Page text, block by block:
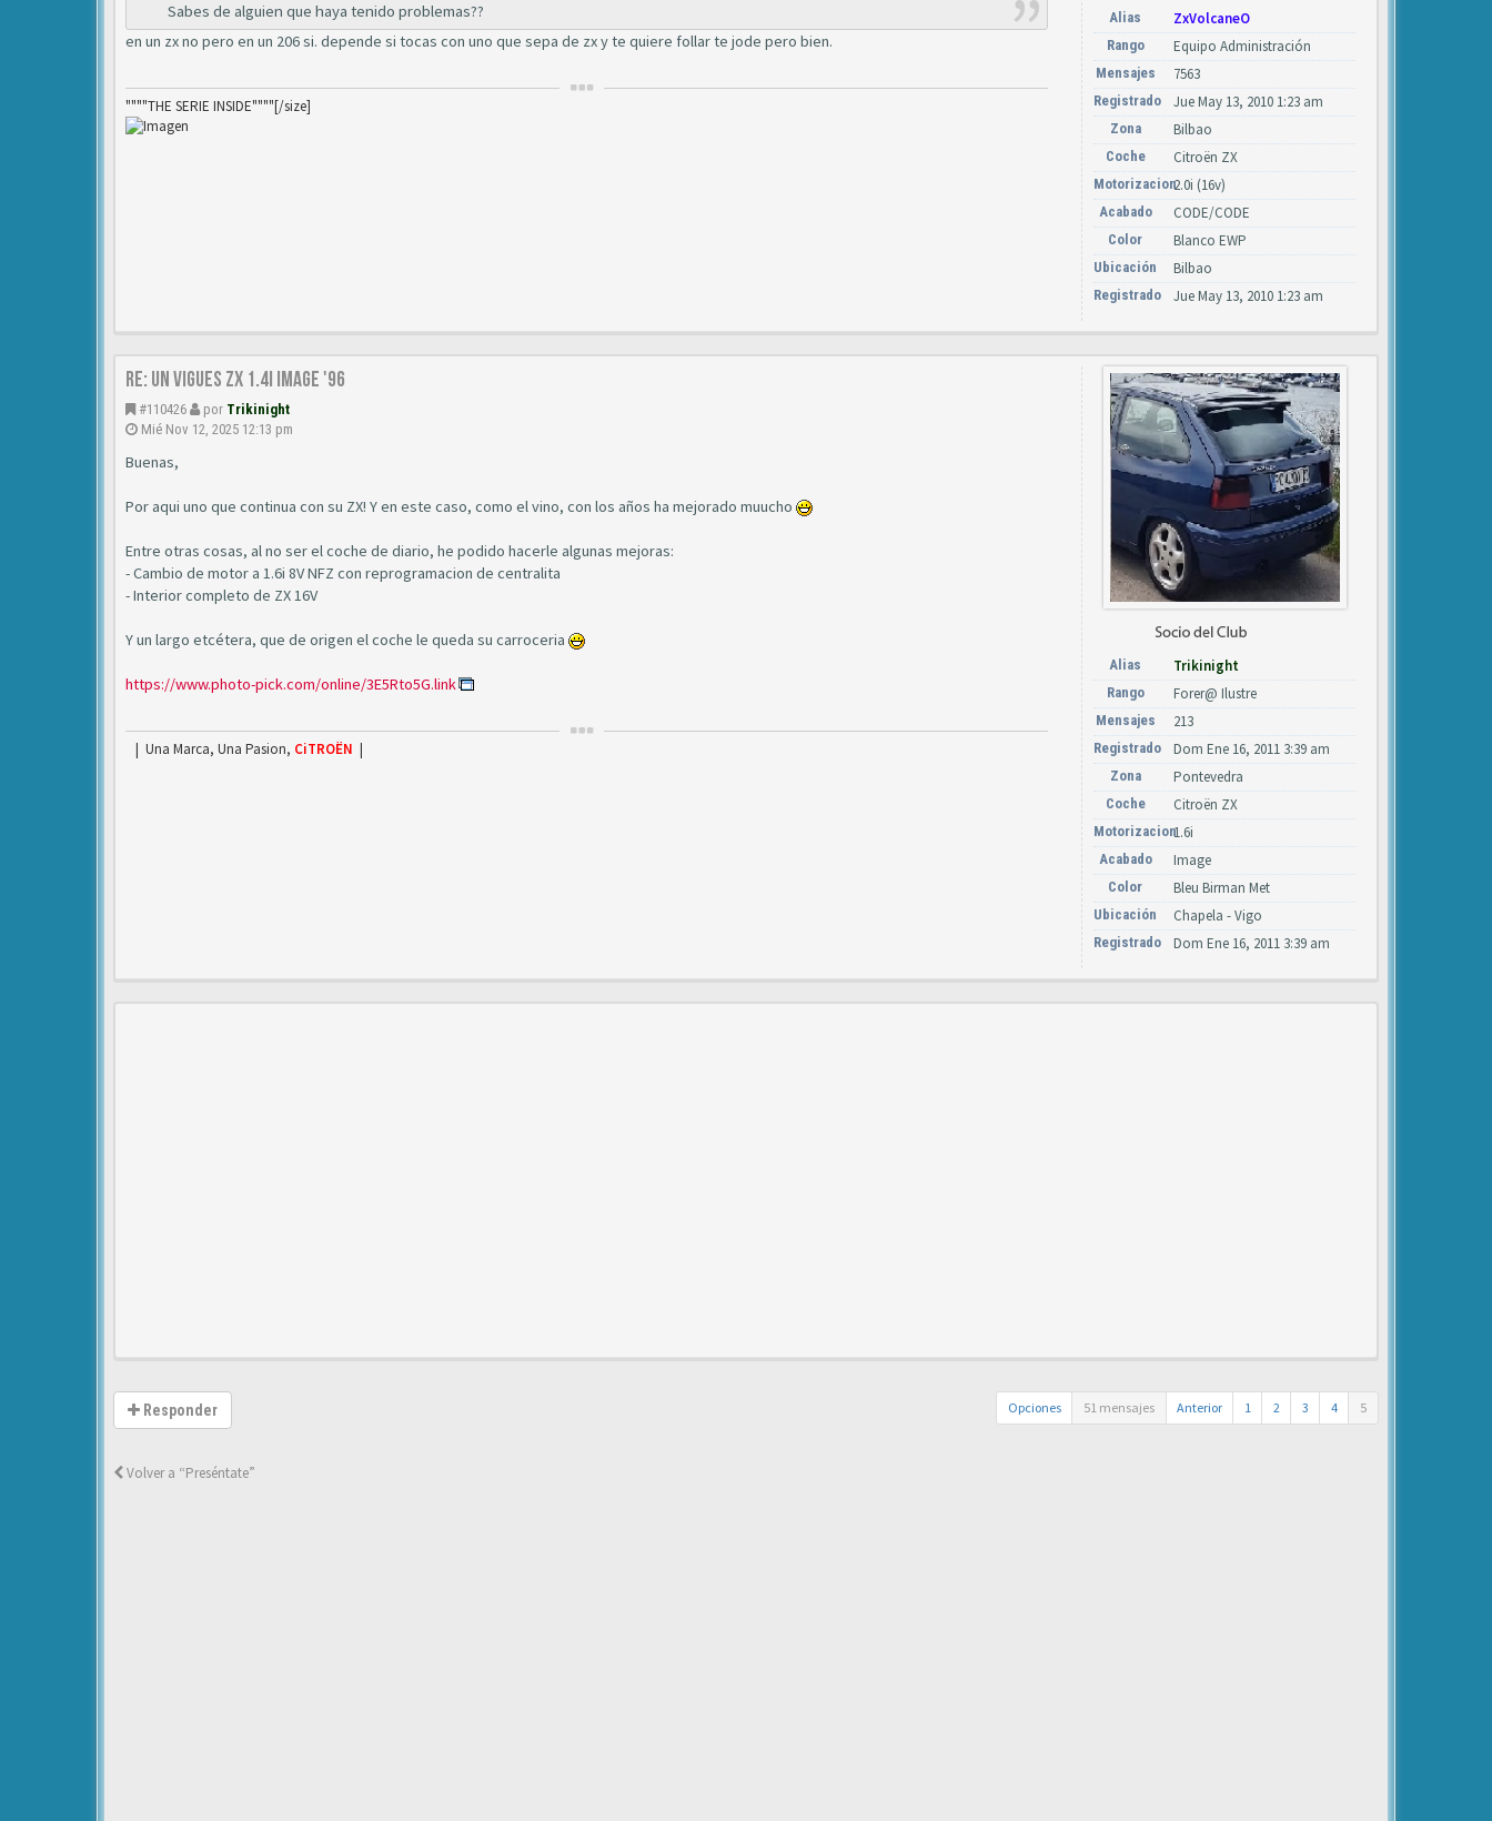
Sabes de alguien que haya tenido problemas??
en un zx no pero en un 206 si. depende si tocas con uno que sepa de zx y te quiere follar te jode pero bien.
""""THE SERIE INSIDE""""[/size]
Alias ZxVolcaneO
Rango Equipo Administración
Mensajes 7563
Registrado Jue May 13, 2010 1:23 am
Zona Bilbao
Coche Citroën ZX
Motorizacion2.0i (16v)
Acabado CODE/CODE
Color Blanco EWP
Ubicación Bilbao
Registrado Jue May 13, 2010 1:23 am
Re: Un vigues ZX 1.4i IMAGE '96
#110426 por Trikinight
Mié Nov 12, 2025 12:13 pm
Buenas,
Por aqui uno que continua con su ZX! Y en este caso, como el vino, con los años ha mejorado muucho
Entre otras cosas, al no ser el coche de diario, he podido hacerle algunas mejoras:
- Cambio de motor a 1.6i 8V NFZ con reprogramacion de centralita
- Interior completo de ZX 16V
Y un largo etcétera, que de origen el coche le queda su carroceria
https://www.photo-pick.com/online/3E5Rto5G.link
| Una Marca, Una Pasion, CiTROËN |
Alias Trikinight
Rango Forer@ Ilustre
Mensajes 213
Registrado Dom Ene 16, 2011 3:39 am
Zona Pontevedra
Coche Citroën ZX
Motorizacion1.6i
Acabado Image
Color Bleu Birman Met
Ubicación Chapela - Vigo
Registrado Dom Ene 16, 2011 3:39 am
Responder Opciones 51 mensajes Anterior 1 2 3 4 5
Volver a “Preséntate”